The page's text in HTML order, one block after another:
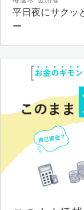
平日夜にサクッ
ー